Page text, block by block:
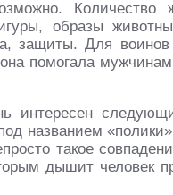
Количество
образы
защиты. Для
помогала
интересен
названием
такое
дышит человек